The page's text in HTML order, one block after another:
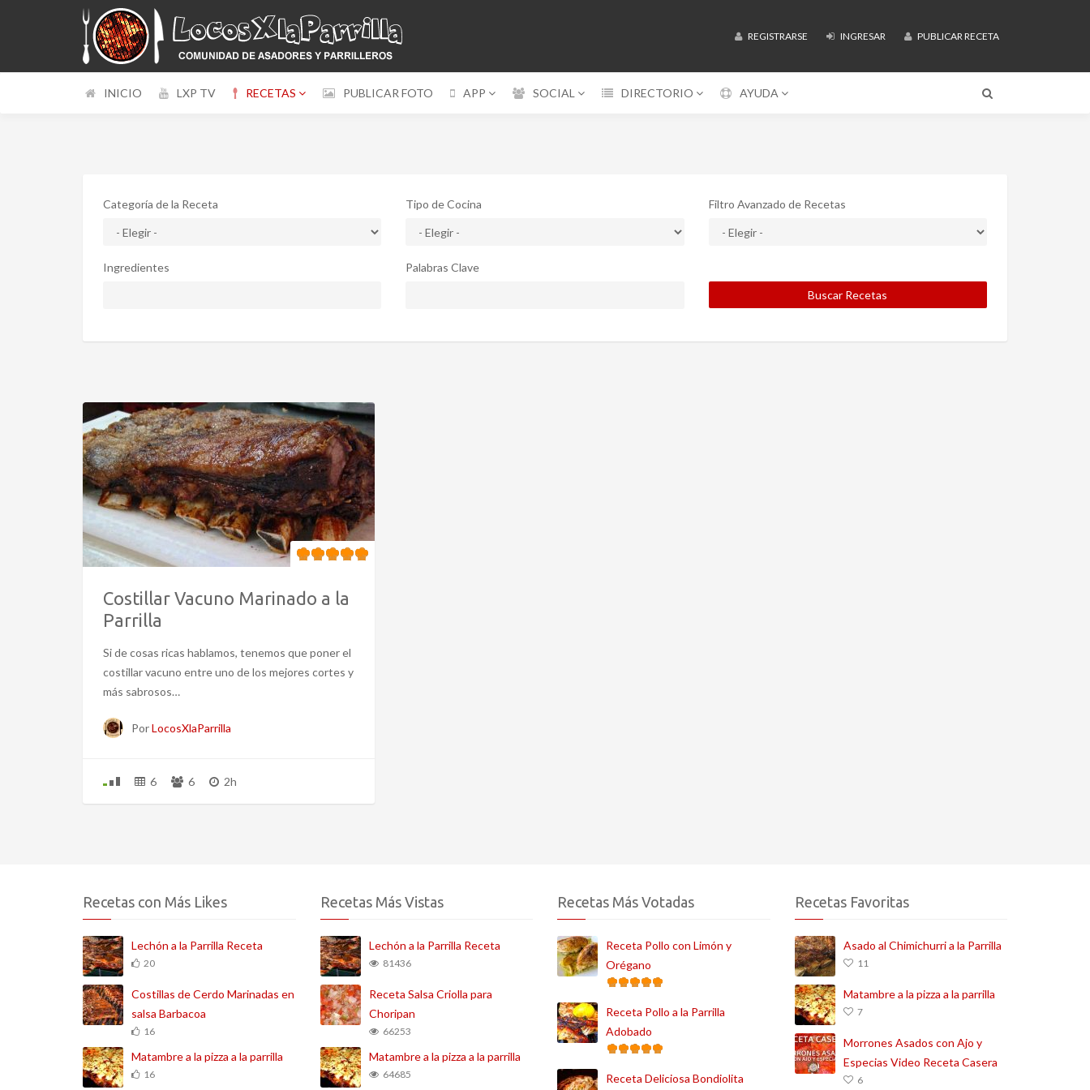
REGISTRARSE INGRESAR PUBLICAR RECETA
INICIO LXP TV RECETAS PUBLICAR FOTO APP SOCIAL DIRECTORIO AYUDA
Categoría de la Receta Tipo de Cocina Filtro Avanzado de Recetas
Ingredientes
Palabras Clave
Buscar Recetas
Costillar Vacuno Marinado a la
Parrilla
Si de cosas ricas hablamos, tenemos que poner el
costillar vacuno entre uno de los mejores cortes y
más sabrosos…
PorLocosXlaParrilla
6 6 2h
Recetas con Más Likes
Lechón a la Parrilla Receta
20
Costillas de Cerdo Marinadas en
salsa Barbacoa
16
Matambre a la pizza a la parrilla
16
Recetas Más Vistas
Lechón a la Parrilla Receta
81436
Receta Salsa Criolla para
Choripan
66253
Matambre a la pizza a la parrilla
64685
Recetas Más Votadas
Receta Pollo con Limón y
Orégano
Receta Pollo a la Parrilla
Adobado
Receta Deliciosa Bondiolita
Recetas Favoritas
Asado al Chimichurri a la Parrilla
11
Matambre a la pizza a la parrilla
7
Morrones Asados con Ajo y
Especias Video Receta Casera
6